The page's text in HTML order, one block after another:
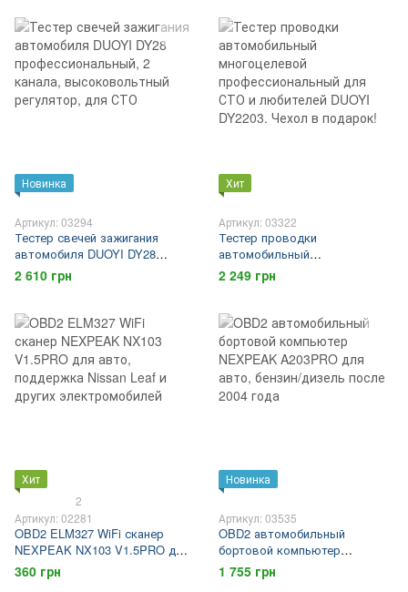
Новинка
Артикул: 03294
Тестер свечей зажигания
автомобиля DUOYI DY28
профессиональный, 2 канала,
высоковольтный регулятор,
2 610 грн
Хит
Артикул: 03322
Тестер проводки
автомобильный
многоцелевой
профессиональный для СТО и
Чехол в подарок!
2 249 грн
Хит
2
Артикул: 02281
OBD2 ELM327 WiFi сканер
NEXPEAK NX103 V1.5PRO для
авто, поддержка Nissan Leaf и
других электромобилей
360 грн
Новинка
Артикул: 03535
OBD2 автомобильный
бортовой компьютер
NEXPEAK A203PRO для авто,
бензин/дизель после 2004
1 755 грн